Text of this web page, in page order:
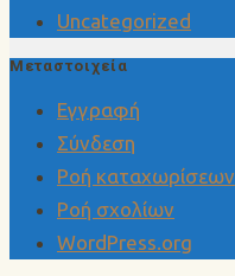
Uncategorized
Μεταστοιχεία
Εγγραφή
Σύνδεση
Ροή καταχωρίσεων
Ροή σχολίων
WordPress.org